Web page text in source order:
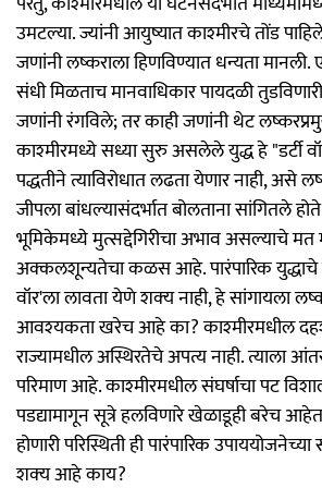
उमटल्या. ज्यांनी आयुष्यात काश्‍मीरचे तोंड
जणांनी लष्कराला हिणविण्यात धन्यता
संधी मिळताच मानवाधिकार पायदळी
जणांनी रंगविले; तर काही जणांनी थेट
काश्‍मीरमध्ये सध्या सुरु असलेले युद्ध हे "डर्टी
पद्धतीने त्याविरोधात लढता येणार नाही, असे
जीपला बांधल्यासंदर्भात बोलताना सांगितले
भूमिकेमध्ये मुत्सद्देगिरीचा अभाव असल्याचे
अक्कलशून्यतेचा कळस आहे. पारंपारिक युद्धाचे
वॉर'ला लावता येणे शक्‍य नाही, हे सांगायला
आवश्‍यकता खरेच आहे का? काश्‍मीरमधील
राज्यामधील अस्थिरतेचे अपत्य नाही. त्याला
परिमाण आहे. काश्‍मीरमधील संघर्षाचा पट
पडद्यामागून सूत्रे हलविणारे खेळाडूही बरेच
होणारी परिस्थिती ही पारंपारिक
शक्‍य आहे काय?